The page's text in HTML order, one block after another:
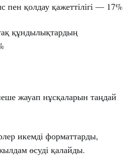
пен қолдау қажеттілігі — 17%
құндылықтардың
жауап нұсқаларын таңдай
икемді форматтарды,
өсуді қалайды.